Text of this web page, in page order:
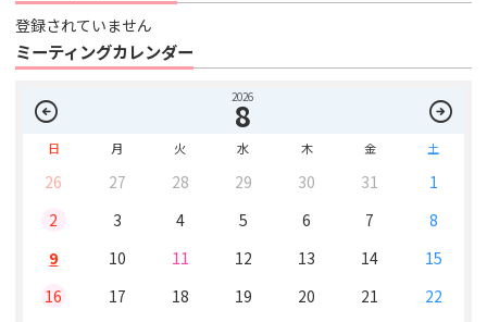
登録されていません
ミーティングカレンダー
arrow_circle_left 2026
8 arrow_circle_right
日 月 火 水 木 金 土
26 27 28 29 30 31
1
2
3 4 5 6 7
8
9
10 11 12 13 14
15
16
17 18 19 20 21
22